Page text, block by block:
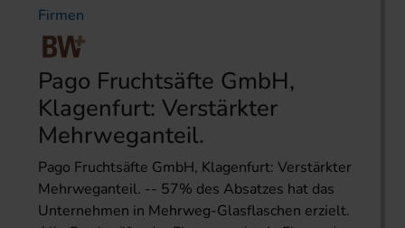
Firmen
Pago Fruchtsäfte GmbH,
Klagenfurt: Verstärkter
Mehrweganteil.
Pago Fruchtsäfte GmbH, Klagenfurt: Verstärkter
Mehrweganteil. -- 57% des Absatzes hat das
Unternehmen in Mehrweg-Glasflaschen erzielt.